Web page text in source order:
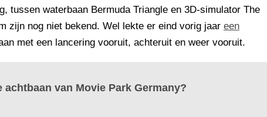
tussen waterbaan Bermuda Triangle en 3D-simulator The
zijn nog niet bekend. Wel lekte er eind vorig jaar een
met een lancering vooruit, achteruit en weer vooruit.
van Movie Park Germany?